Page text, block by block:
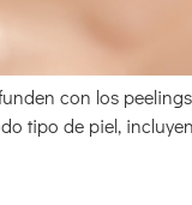
con los
tipo de piel,